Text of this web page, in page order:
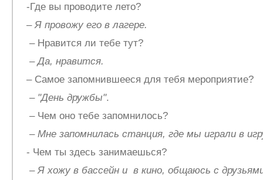
-Где вы проводите лето?
–Я провожу его в лагере.
– Нравится ли тебе тут?
–Да, нравится.
– Самое запомнившееся для тебя мероприятие?
–"День дружбы".
– Чем оно тебе запомнилось?
– Мне запомнилась станция, где мы играли в
- Чем ты здесь занимаешься?
–Я хожу в бассейн и в кино, общаюсь с